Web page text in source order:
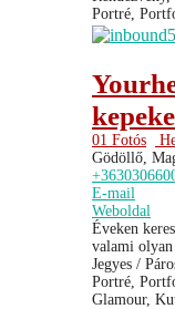
Portré,
01 Fotós
Gödöllő,
E-mail
Weboldal
Éveken
valami
Jegyes /
Portré,
Glamour,